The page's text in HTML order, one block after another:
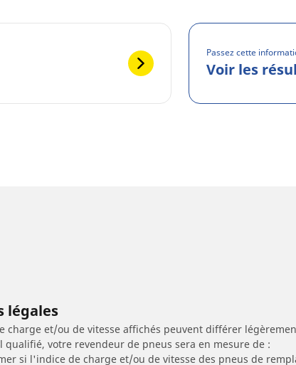
Passez cette
Voir les
légales
charge et/ou de vitesse affichés peuvent différer
qualifié, votre revendeur de pneus sera en mesure de :
si l'indice de charge et/ou de vitesse des pneus de